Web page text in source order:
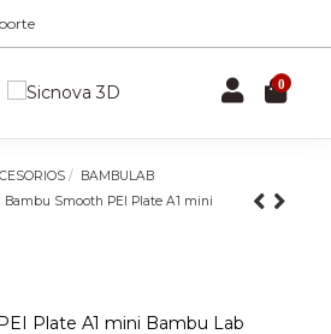
0
BAMBULAB
Bambu Smooth PEI Plate A1 mini